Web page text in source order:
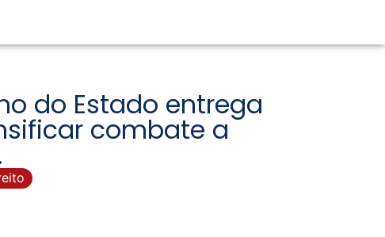
do Estado entrega
combate a